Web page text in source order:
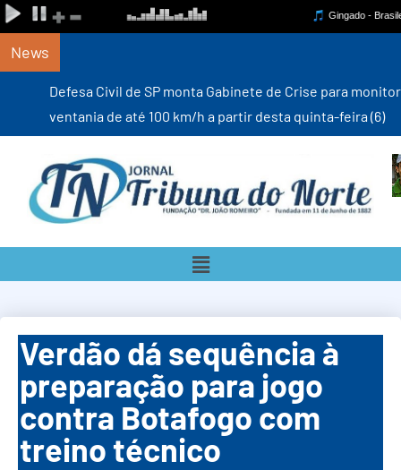
News
Defesa Civil de SP monta Gabinete de Crise para monitorar
ventania de até 100 km/h a partir desta quinta-feira (6)
Verdão dá sequência à
preparação para jogo
contra Botafogo com
treino técnico